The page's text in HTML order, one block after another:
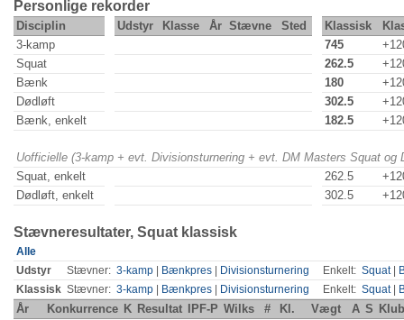
Personlige rekorder
Disciplin Udstyr Klasse År Stævne Sted Klassisk
3-kamp
745
Squat
262.5
Bænk
180
Dødløft
302.5
Bænk, enkelt
182.5
Uofficielle (3-kamp + evt. Divisionsturnering + evt. DM Masters Squat
Squat, enkelt
262.5
Dødløft, enkelt
302.5
Stævneresultater, Squat klassisk
Alle
Udstyr
Stævner: 3-kamp Bænkpres Divisionsturnering Enkelt: Squat|
Klassisk Stævner: 3-kamp Bænkpres Divisionsturnering Enkelt: Squat|
År Konkurrence K Resultat IPF-P Wilks # Kl. Vægt A S Klub